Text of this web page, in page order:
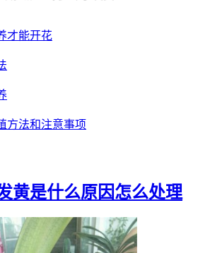
才能开花
方法和注意事项
黄是什么原因怎么处理